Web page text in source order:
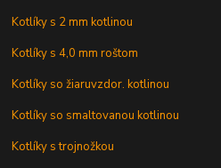
Kotlíky s 2 mm kotlinou
Kotlíky s 4,0 mm roštom
Kotlíky so žiaruvzdor. kotlinou
Kotlíky so smaltovanou kotlinou
Kotlíky s trojnožkou